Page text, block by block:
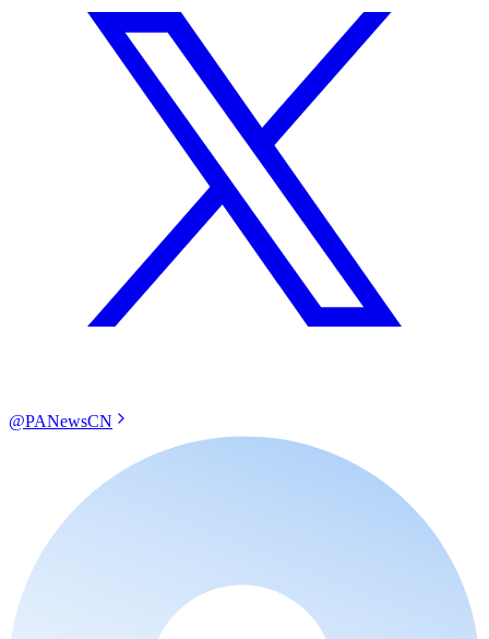
@PANewsCN